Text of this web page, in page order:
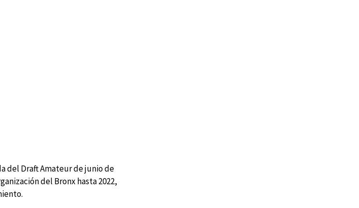
del Draft Amateur de junio de
del Bronx hasta 2022,